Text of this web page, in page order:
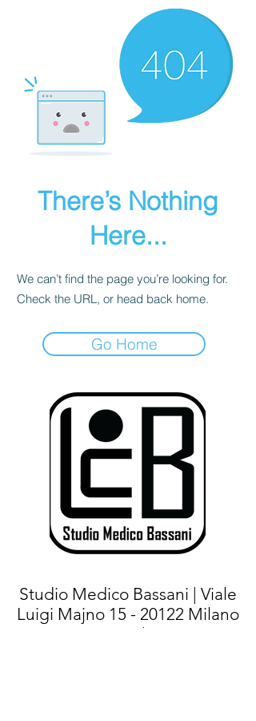
There’s Nothing
Here...
We can’t find the page you’re looking for.
Check the URL, or head back home.
Go Home
Studio Medico Bassani | Viale
Luigi Majno 15 - 20122 Milano
(MI) |